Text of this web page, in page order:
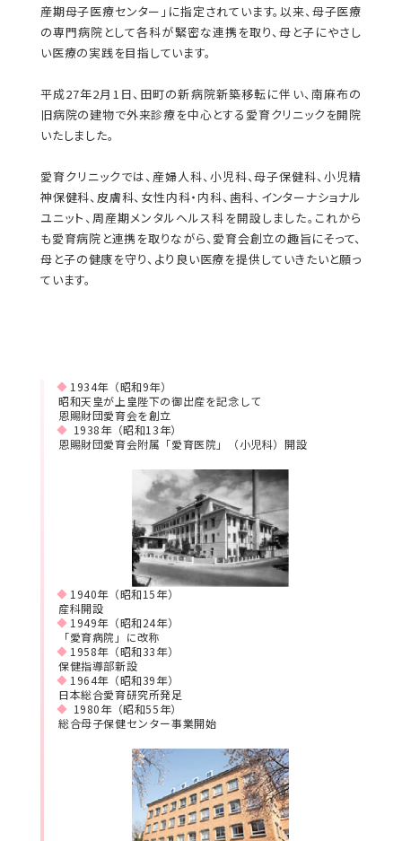
産期母子医療センター」に指定されています。以来、母子医療
の専門病院として各科が緊密な連携を取り、母と子にやさし
い医療の実践を目指しています。
平成27年2月1日、田町の新病院新築移転に伴い、南麻布の
旧病院の建物で外来診療を中心とする愛育クリニックを開院
いたしました。
愛育クリニックでは、産婦人科、小児科、母子保健科、小児精
神保健科、皮膚科、女性内科・内科、歯科、インターナショナル
ユニット、周産期メンタルヘルス科を開設しました。これから
も愛育病院と連携を取りながら、愛育会創立の趣旨にそって、
母と子の健康を守り、より良い医療を提供していきたいと願っ
ています。
1934年（昭和9年）
昭和天皇が上皇陛下の御出産を記念して
恩賜財団愛育会を創立
1938年（昭和13年）
恩賜財団愛育会附属「愛育医院」（小児科）開設
1940年（昭和15年）
産科開設
1949年（昭和24年）
「愛育病院」に改称
1958年（昭和33年）
保健指導部新設
1964年（昭和39年）
日本総合愛育研究所発足
1980年（昭和55年）
総合母子保健センター事業開始